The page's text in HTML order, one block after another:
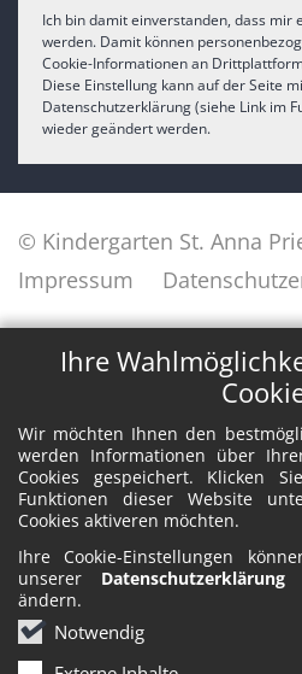
Ihre
Wir möchten Ihnen den
werden Informationen über
Cookies gespeichert. Klicken
Funktionen dieser Website
Cookies aktiveren möchten.
Ihre Cookie-Einstellungen
unserer Datenschutzerklärung
ändern.
Notwendig
Ich bin damit einverstanden, dass mir
werden. Damit können
Cookie-Informationen an
Diese Einstellung kann auf der Seite
Datenschutzerklärung (siehe Link im
wieder geändert werden.
© Kindergarten St. Anna
Impressum